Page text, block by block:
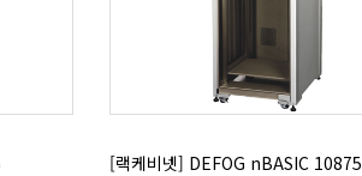
[랙케비넷] DEFOG nBASIC 10875